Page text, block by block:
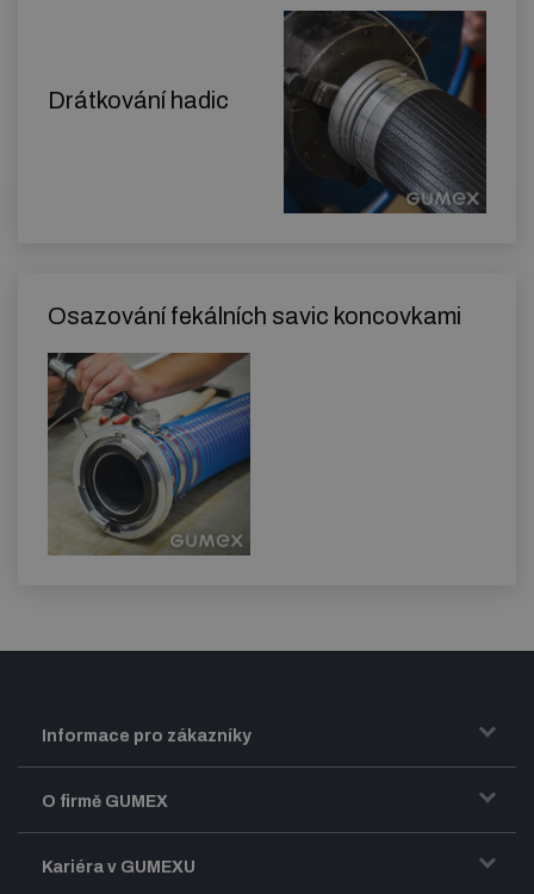
Drátkování hadic
Osazování fekálních savic koncovkami
Informace pro zákazníky
Doprava a zasílání zboží
Obchodní podmínky
O firmě GUMEX
Představení firmy GUMEX
Kariéra v GUMEXU